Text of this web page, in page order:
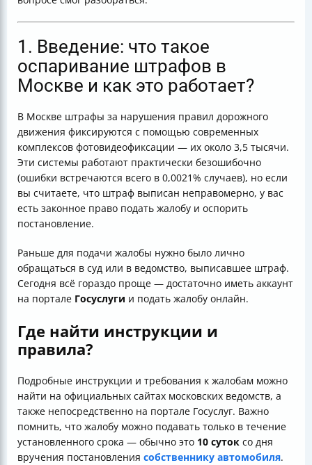
1. Введение: что такое
оспаривание штрафов в
Москве и как это работает?
В Москве штрафы за нарушения правил дорожного
движения фиксируются с помощью современных
комплексов фотовидеофиксации — их около 3,5 тысячи.
Эти системы работают практически безошибочно
(ошибки встречаются всего в 0,0021% случаев), но если
вы считаете, что штраф выписан неправомерно, у вас
есть законное право подать жалобу и оспорить
постановление.
Раньше для подачи жалобы нужно было лично
обращаться в суд или в ведомство, выписавшее штраф.
Сегодня всё гораздо проще — достаточно иметь аккаунт
на портале Госуслуги и подать жалобу онлайн.
Где найти инструкции и
правила?
Подробные инструкции и требования к жалобам можно
найти на официальных сайтах московских ведомств, а
также непосредственно на портале Госуслуг. Важно
помнить, что жалобу можно подавать только в течение
установленного срока — обычно это 10 суток со дня
вручения постановления собственнику автомобиля.